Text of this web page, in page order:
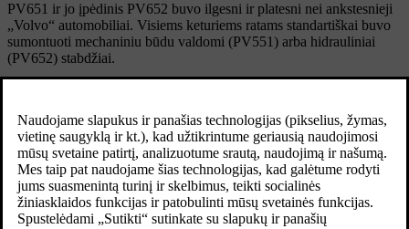
PV651 ir jo įpėdinis PV652 buvo ilgesni ir platesni nei ankstesnieji
„Volvo“ automobiliai. Visiems keturiems ratams standartiškai buvo
sumontuoti mechaniniu būdu valdomi (PV551) arba hidrauliniai
(PV652) stabdžiai.
Modelis: PV651
Variantai: PV652; PV650 važiuoklė; 650 „Special“.
Gamybos metai: 1929–1933 m.
Pagaminta automobilių: 2 382
Kėbulas: sedanas arba kabrioletas
Variklis: 6 cilindrai eilėje, vožtuvai šonuose; 3 010 kub. cm;
76,2x110 mm; 55 AG esant 3000 sūk./min.